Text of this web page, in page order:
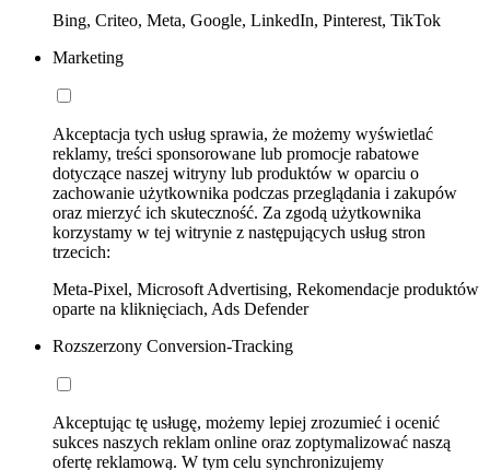
Bing, Criteo, Meta, Google, LinkedIn, Pinterest, TikTok
Marketing
Akceptacja tych usług sprawia, że możemy wyświetlać
reklamy, treści sponsorowane lub promocje rabatowe
dotyczące naszej witryny lub produktów w oparciu o
zachowanie użytkownika podczas przeglądania i zakupów
oraz mierzyć ich skuteczność. Za zgodą użytkownika
korzystamy w tej witrynie z następujących usług stron
trzecich:
Meta-Pixel, Microsoft Advertising, Rekomendacje produktów
oparte na kliknięciach, Ads Defender
Rozszerzony Conversion-Tracking
Akceptując tę usługę, możemy lepiej zrozumieć i ocenić
sukces naszych reklam online oraz zoptymalizować naszą
ofertę reklamową. W tym celu synchronizujemy